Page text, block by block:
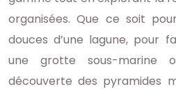
organisées. Que ce soit
douces d’une lagune, pour
une grotte sous-
découverte des pyramides